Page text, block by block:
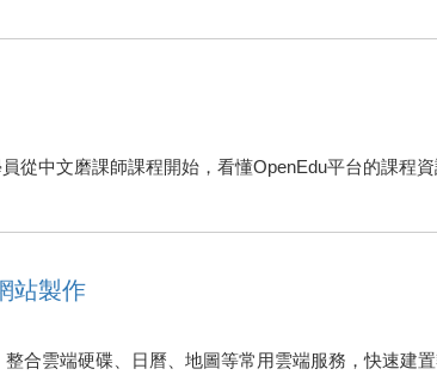
從中文磨課師課程開始，看懂OpenEdu平台的課程
站製作
合雲端硬碟、日曆、地圖等常用雲端服務，快速建